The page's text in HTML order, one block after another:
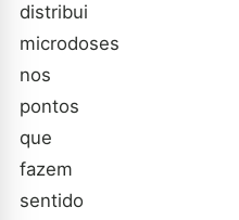
distribui
microdoses
nos
pontos
que
fazem
sentido